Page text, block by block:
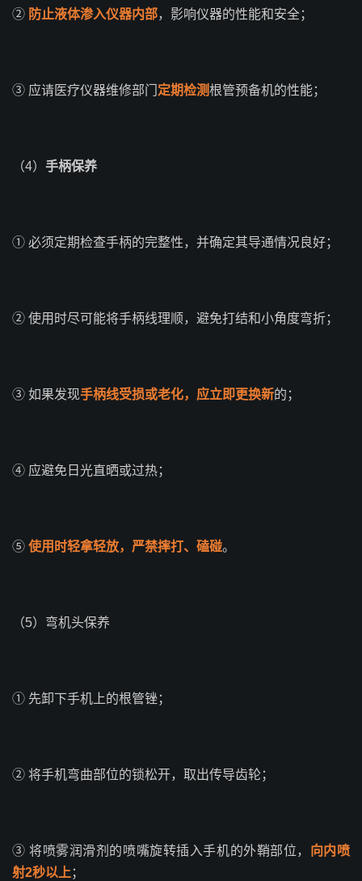
② 防止液体渗入仪器内部，影响仪器的性能和安全；
③ 应请医疗仪器维修部门 定期检测根管预备机的性能；
（4） 手柄保养
① 必须定期检查手柄的完整性，并确定其导通情况良好；
② 使用时尽可能将手柄线理顺，避免打结和小角度弯折；
③ 如果发现手柄线受损或老化，应立即更换新的；
④ 应避免日光直晒或过热；
⑤ 使用时轻拿轻放，严禁摔打、磕碰。
（5）弯机头保养
① 先卸下手机上的根管锉；
② 将手机弯曲部位的锁松开，取出传导齿轮；
③ 将喷雾润滑剂的喷嘴旋转插入手机的外鞘部位， 向内喷
射2秒以上 ；